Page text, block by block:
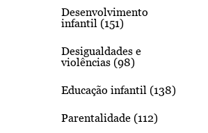
Desenvolvimento
infantil (151)
Desigualdades e
violências (98)
Educação infantil (138)
Parentalidade (112)